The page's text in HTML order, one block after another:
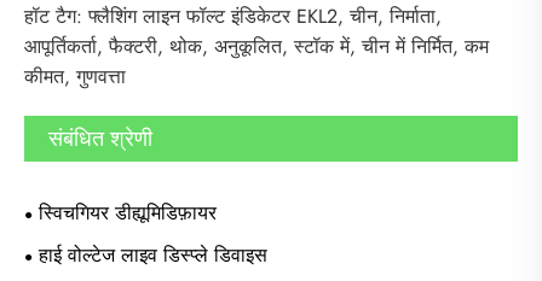
हॉट टैग: फ्लैशिंग लाइन फॉल्ट इंडिकेटर EKL2, चीन, निर्माता,
आपूर्तिकर्ता, फैक्टरी, थोक, अनुकूलित, स्टॉक में, चीन में निर्मित, कम
कीमत, गुणवत्ता
संबंधित श्रेणी
स्विचगियर डीह्यूमिडिफ़ायर
हाई वोल्टेज लाइव डिस्प्ले डिवाइस